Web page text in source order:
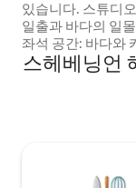
있습니다. 스튜디
일출과 바다의 일
좌석 공간: 바다와
대(160x200): 모래
자레인지, 주전자,
및 냉장고(스토브/
스헤베닝언